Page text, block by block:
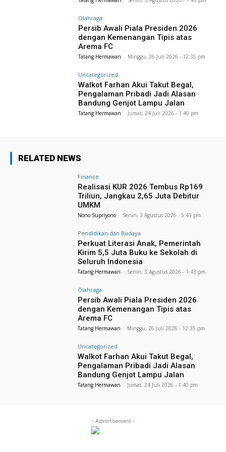
Olahraga
Persib Awali Piala Presiden 2026
dengan Kemenangan Tipis atas
Arema FC
Tatang Hermawan - Minggu, 26 Juli 2026 - 12:35 pm
Uncategorized
Walkot Farhan Akui Takut Begal,
Pengalaman Pribadi Jadi Alasan
Bandung Genjot Lampu Jalan
Tatang Hermawan - Jumat, 24 Juli 2026 - 1:40 pm
RELATED NEWS
Finance
Realisasi KUR 2026 Tembus Rp169
Triliun, Jangkau 2,65 Juta Debitur
UMKM
Nono Supriyono - Senin, 3 Agustus 2026 - 5:43 pm
Pendidikan dan Budaya
Perkuat Literasi Anak, Pemerintah
Kirim 5,5 Juta Buku ke Sekolah di
Seluruh Indonesia
Tatang Hermawan - Senin, 3 Agustus 2026 - 1:43 pm
Olahraga
Persib Awali Piala Presiden 2026
dengan Kemenangan Tipis atas
Arema FC
Tatang Hermawan - Minggu, 26 Juli 2026 - 12:35 pm
Uncategorized
Walkot Farhan Akui Takut Begal,
Pengalaman Pribadi Jadi Alasan
Bandung Genjot Lampu Jalan
Tatang Hermawan - Jumat, 24 Juli 2026 - 1:40 pm
- Advertisement -